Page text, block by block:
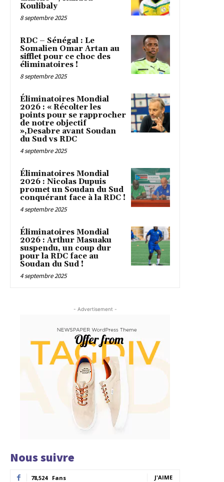
Koulibaly
8 septembre 2025
RDC – Sénégal : Le
Somalien Omar Artan au
sifflet pour ce choc des
éliminatoires !
8 septembre 2025
Éliminatoires Mondial
2026 : « Récolter les
points pour se rapprocher
de notre objectif
»,Desabre avant Soudan
du Sud vs RDC
4 septembre 2025
Éliminatoires Mondial
2026 : Nicolas Dupuis
promet un Soudan du Sud
conquérant face à la RDC !
4 septembre 2025
Éliminatoires Mondial
2026 : Arthur Masuaku
suspendu, un coup dur
pour la RDC face au
Soudan du Sud !
4 septembre 2025
- Advertisement -
Nous suivre
78,524 Fans J'AIME